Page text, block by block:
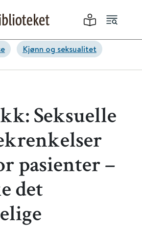
Kjønn og seksualitet
Seksuelle
pasienter –
det